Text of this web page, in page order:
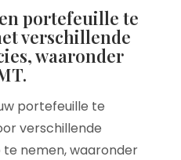
portefeuille te
verschillende
waaronder
portefeuille te
verschillende
nemen, waaronder